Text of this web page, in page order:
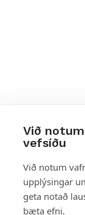
Við
vefsíðu
Við notum
upplýsingar
geta notað
bæta efni.
Styttu
Mest